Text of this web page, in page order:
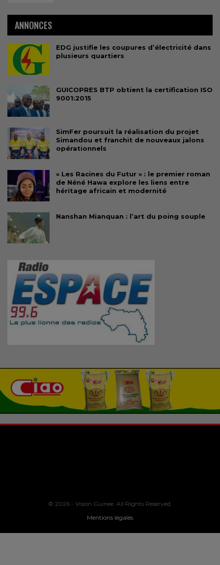
ANNONCES
EDG justifie les coupures d’électricité dans
plusieurs quartiers
GUICOPRES BTP obtient la certification ISO
9001:2015
SimFer poursuit la réalisation du projet
Simandou et franchit de nouveaux jalons
opérationnels
« Les Racines du Futur » : le premier roman
de Néné Hawa explore les liens entre
héritage africain et modernité
Nanshan Mianquan : l’art du poing souple
© 2026 - Vision Guinee. All Rights Reserved.
Mentions légales